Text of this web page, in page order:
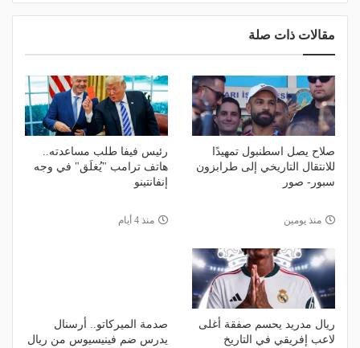
مقالات ذات صلة
صلاح يصل اسطنبول تمهيدًا
للانتقال التاريخي إلى طرابزون
سبور- صور
منذ يومين
رئيس فيفا طلب مساعدته..
هاتف ترامب "يُغلَق" في وجه
إنفانتينو
منذ 4 أيام
ريال مدريد يحسم صفقة أغلى
لاعب إفريقي في التاريخ
صدمة الميركاتو.. أرسنال
يدرس ضم فينيسيوس من ريال